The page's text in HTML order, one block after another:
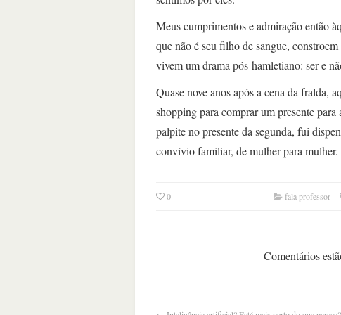
Meus cumprimentos e admiração então
que não é seu filho de sangue,
vivem um drama pós-hamletiano: ser e
Quase nove anos após a cena da fralda,
shopping para comprar um presente
palpite no presente da segunda, fui
convívio familiar, de mulher para mulher.
0 fala professor
Comentários